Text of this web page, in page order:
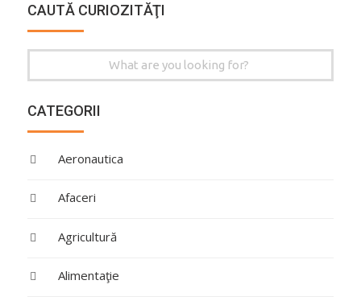
CAUTĂ CURIOZITĂŢI
for:
CATEGORII
Aeronautica
Afaceri
Agricultură
Alimentaţie